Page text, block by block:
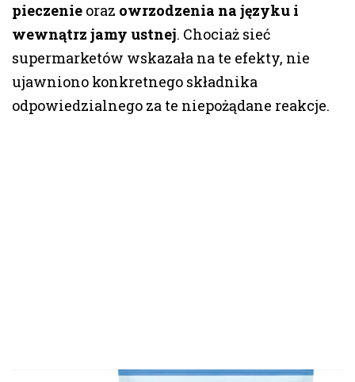
pieczenie oraz owrzodzenia na języku i
wewnątrz jamy ustnej. Chociaż sieć
supermarketów wskazała na te efekty, nie
ujawniono konkretnego składnika
odpowiedzialnego za te niepożądane reakcje.